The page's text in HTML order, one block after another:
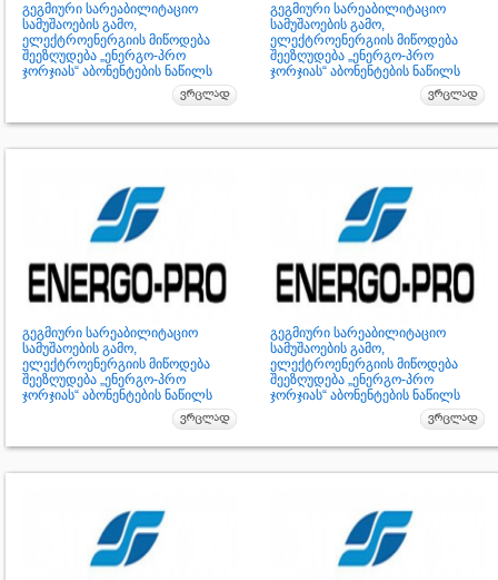
გეგმიური სარეაბილიტაციო
სამუშაოების გამო,
ელექტროენერგიის მიწოდება
შეეზღუდება „ენერგო-პრო
ჯორჯიას“ აბონენტების ნაწილს
გეგმიური სარეაბილიტაციო
სამუშაოების გამო,
ელექტროენერგიის მიწოდება
შეეზღუდება „ენერგო-პრო
ჯორჯიას“ აბონენტების ნაწილს
გეგმიური სარეაბილიტაციო
სამუშაოების გამო,
ელექტროენერგიის მიწოდება
შეეზღუდება „ენერგო-პრო
ჯორჯიას“ აბონენტების ნაწილს
გეგმიური სარეაბილიტაციო
სამუშაოების გამო,
ელექტროენერგიის მიწოდება
შეეზღუდება „ენერგო-პრო
ჯორჯიას“ აბონენტების ნაწილს